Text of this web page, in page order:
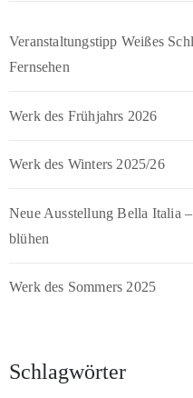
Veranstaltungstipp Weißes
Fernsehen
Werk des Frühjahrs 2026
Werk des Winters 2025/26
Neue Ausstellung Bella Italia
blühen
Werk des Sommers 2025
Schlagwörter